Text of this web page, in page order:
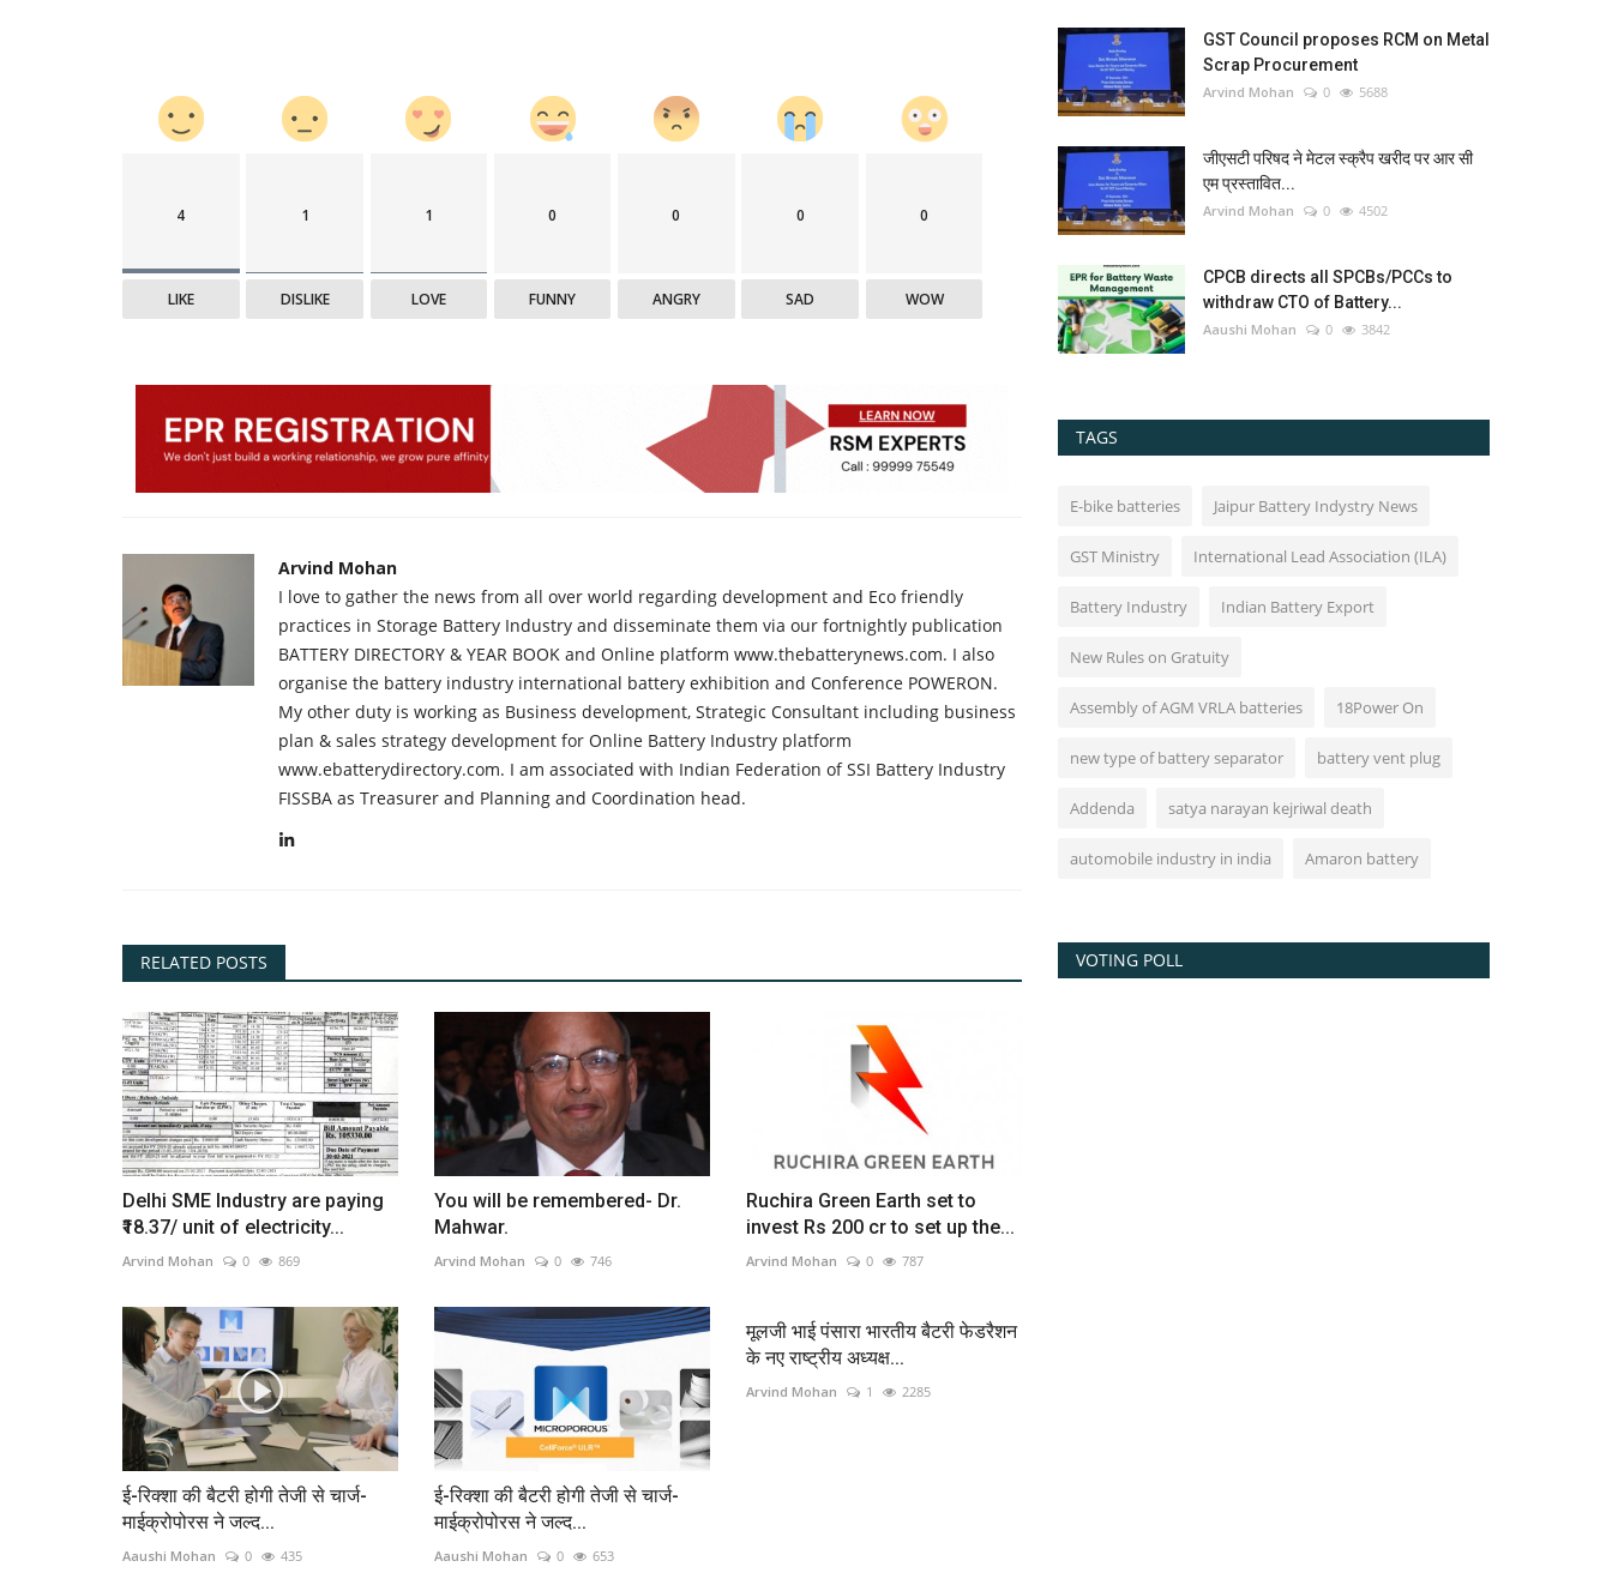
4
LIKE
1
DISLIKE
1
LOVE
0
FUNNY
0
ANGRY
0
SAD
0
WOW
Arvind Mohan
I love to gather the news from all over world regarding development and Eco friendly
practices in Storage Battery Industry and disseminate them via our fortnightly publication
BATTERY DIRECTORY & YEAR BOOK and Online platform www.thebatterynews.com. I also
organise the battery industry international battery exhibition and Conference POWERON.
My other duty is working as Business development, Strategic Consultant including business
plan & sales strategy development for Online Battery Industry platform
www.ebatterydirectory.com. I am associated with Indian Federation of SSI Battery Industry
FISSBA as Treasurer and Planning and Coordination head.
RELATED POSTS
Delhi SME Industry are paying
₹18.37/ unit of electricity...
Arvind Mohan 0 869
You will be remembered- Dr.
Mahwar.
Arvind Mohan 0 746
Ruchira Green Earth set to
invest Rs 200 cr to set up the...
Arvind Mohan 0 787
ई-रिक्शा की बैटरी होगी तेजी से चार्ज-
माईक्रोपोरस ने जल्द...
Aaushi Mohan 0 435
ई-रिक्शा की बैटरी होगी तेजी से चार्ज-
माईक्रोपोरस ने जल्द...
Aaushi Mohan 0 653
मूलजी भाई पंसारा भारतीय बैटरी फेडरैशन
के नए राष्ट्रीय अध्यक्ष...
Arvind Mohan 1 2285
GST Council proposes RCM on Metal
Scrap Procurement
Arvind Mohan 0 5688
जीएसटी परिषद ने मेटल स्क्रैप खरीद पर आर सी
एम प्रस्तावित...
Arvind Mohan 0 4502
CPCB directs all SPCBs/PCCs to
withdraw CTO of Battery...
Aaushi Mohan 0 3842
TAGS
E-bike batteries Jaipur Battery Indystry News
GST Ministry International Lead Association (ILA)
Battery Industry Indian Battery Export
New Rules on Gratuity
Assembly of AGM VRLA batteries 18Power On
new type of battery separator battery vent plug
Addenda satya narayan kejriwal death
automobile industry in india Amaron battery
VOTING POLL